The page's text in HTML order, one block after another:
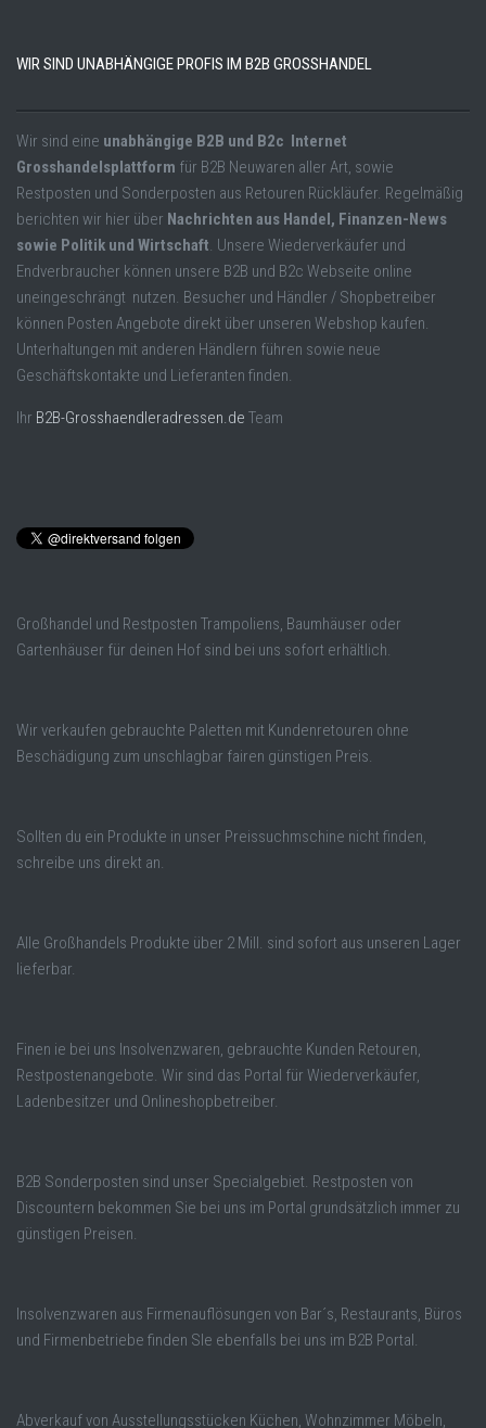
WIR SIND UNABHÄNGIGE PROFIS IM B2B GROSSHANDEL
Wir sind eine unabhängige B2B und B2c Internet
Grosshandelsplattform für B2B Neuwaren aller Art, sowie
Restposten und Sonderposten aus Retouren Rückläufer. Regelmäßig
berichten wir hier über Nachrichten aus Handel, Finanzen-News
sowie Politik und Wirtschaft. Unsere Wiederverkäufer und
Endverbraucher können unsere B2B und B2c Webseite online
uneingeschrängt nutzen. Besucher und Händler / Shopbetreiber
können Posten Angebote direkt über unseren Webshop kaufen.
Unterhaltungen mit anderen Händlern führen sowie neue
Geschäftskontakte und Lieferanten finden.
Ihr B2B-Grosshaendleradressen.de Team
Großhandel und Restposten Trampoliens, Baumhäuser oder
Gartenhäuser für deinen Hof sind bei uns sofort erhältlich.
Wir verkaufen gebrauchte Paletten mit Kundenretouren ohne
Beschädigung zum unschlagbar fairen günstigen Preis.
Sollten du ein Produkte in unser Preissuchmschine nicht finden,
schreibe uns direkt an.
Alle Großhandels Produkte über 2 Mill. sind sofort aus unseren Lager
lieferbar.
Finen ie bei uns Insolvenzwaren, gebrauchte Kunden Retouren,
Restpostenangebote. Wir sind das Portal für Wiederverkäufer,
Ladenbesitzer und Onlineshopbetreiber.
B2B Sonderposten sind unser Specialgebiet. Restposten von
Discountern bekommen Sie bei uns im Portal grundsätzlich immer zu
günstigen Preisen.
Insolvenzwaren aus Firmenauflösungen von Bar´s, Restaurants, Büros
und Firmenbetriebe finden SIe ebenfalls bei uns im B2B Portal.
Abverkauf von Ausstellungsstücken Küchen, Wohnzimmer Möbeln,